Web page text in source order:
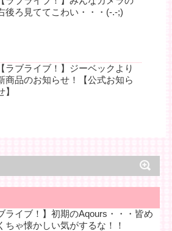
後ろ見ててこわい・・・(-.-;)
【ラブライブ！】ジーベックより
商品のお知らせ！【公式お知ら
】
ライブ！】初期のAqours・・・皆め
ちゃ懐かしい気がするな！！